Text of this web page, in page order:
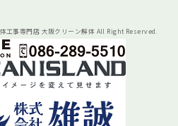
工事専門店 大阪クリーン解体 All Right Reserved.